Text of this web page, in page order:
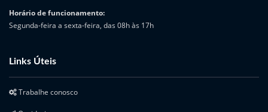
Horário de funcionamento:
Segunda-feira a sexta-feira, das 08h às 17h
Links Úteis
Trabalhe conosco